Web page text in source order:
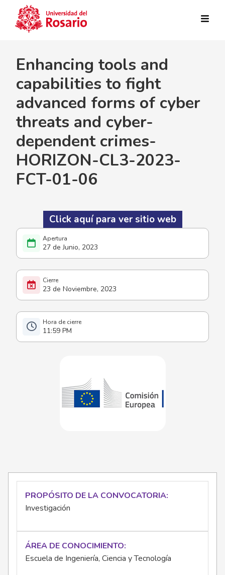
27 de Junio, 2023
23 de Noviembre, 2023
11:59 PM
Enhancing tools and
capabilities to fight
advanced forms of cyber
threats and cyber-
dependent crimes-
HORIZON-CL3-2023-
FCT-01-06
Click aquí para ver sitio web
PROPÓSITO DE LA CONVOCATORIA
Investigación
ÁREA DE CONOCIMIENTO
Escuela de Ingeniería, Ciencia y Tecnología